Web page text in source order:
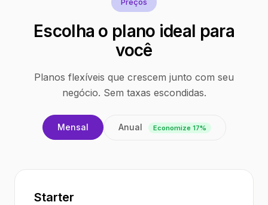
Escolha o plano ideal para
você
Planos flexíveis que crescem junto com seu
negócio. Sem taxas escondidas.
Mensal Anual Economize 17%
Starter